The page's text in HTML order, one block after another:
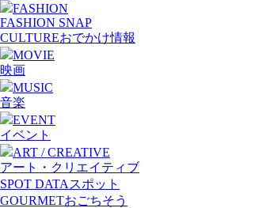
FASHION
FASHION SNAP
CULTUREおでかけ情報
MOVIE
映画
MUSIC
音楽
EVENT
イベント
ART / CREATIVE
アート・クリエイティブ
SPOT DATA スポット
GOURMETおごちそう